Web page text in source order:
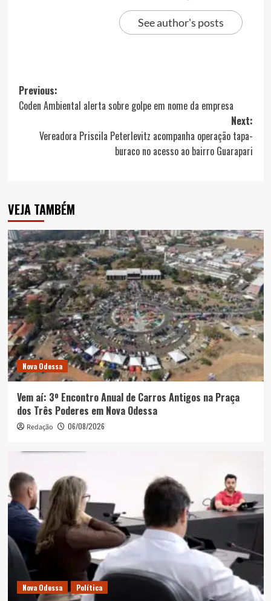
See author's posts
Post
navigation
Previous:
Coden Ambiental alerta sobre golpe em nome da empresa
Next:
Vereadora Priscila Peterlevitz acompanha operação tapa-
buraco no acesso ao bairro Guarapari
VEJA TAMBÉM
Nova Odessa
Vem aí: 3º Encontro Anual de Carros Antigos na Praça
dos Três Poderes em Nova Odessa
Redação 06/08/2026
Nova Odessa Política